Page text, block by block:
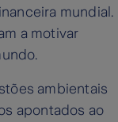
mundial.
a motivar
ambientais
apontados ao